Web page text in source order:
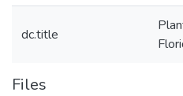
dc.title
Files